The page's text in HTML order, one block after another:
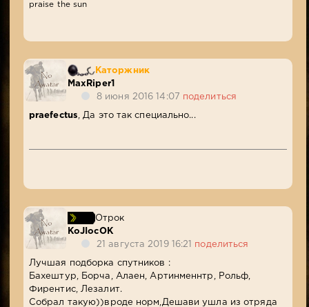
praise the sun
Каторжник
MaxRiper1
8 июня 2016 14:07 поделиться
praefectus , Да это так специально...
Отрок
KoJIocOK
21 августа 2019 16:21 поделиться
Лучшая подборка спутников :
Бахештур, Борча, Алаен, Артинменнтр, Рольф,
Фирентис, Лезалит.
Собрал такую))вроде норм,Дешави ушла из отряда